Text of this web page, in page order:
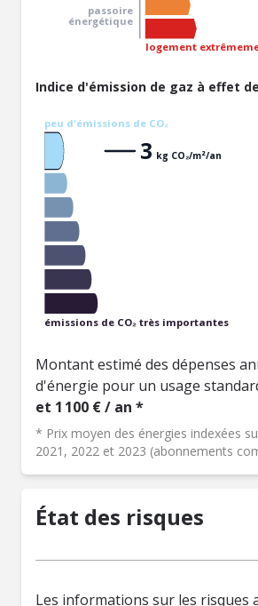
logement
passoire
énergétique
Indice d'émission de gaz à effet de
peu d'émissions de CO₂
émissions de CO₂ très importantes
3 kg CO₂/m²/an
Montant estimé des dépenses
d'énergie pour un usage
et 1 100 € / an *
* Prix moyen des énergies indexées
2021, 2022 et 2023 (abonnements
État des risques
Les informations sur les risques